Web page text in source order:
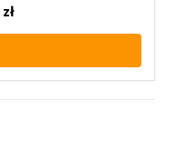
zł